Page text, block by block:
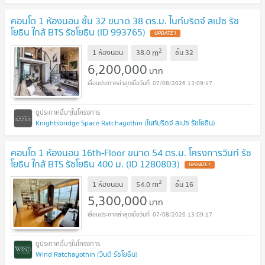
คอนโด 1 ห้องนอน ชั้น 32 ขนาด 38 ตร.ม. ไนท์บริดจ์ สเปซ รัช
โยธิน ใกล้ BTS รัชโยธิน (ID 993765)
1 ห้องนอน 38.0 m2 ชั้น 32
6,200,000 บาท
07/08/2026 13:09:17
Knightsbridge Space Ratchayothin (ไนท์บริดจ์ สเปซ รัชโยธิน)
คอนโด 1 ห้องนอน 16th-Floor ขนาด 54 ตร.ม. โครงการวินท์ รัช
โยธิน ใกล้ BTS รัชโยธิน 400 ม. (ID 1280803)
1 ห้องนอน 54.0 m2 ชั้น 16
5,300,000 บาท
07/08/2026 13:09:17
Wind Ratchayothin (วินด์ รัชโยธิน)